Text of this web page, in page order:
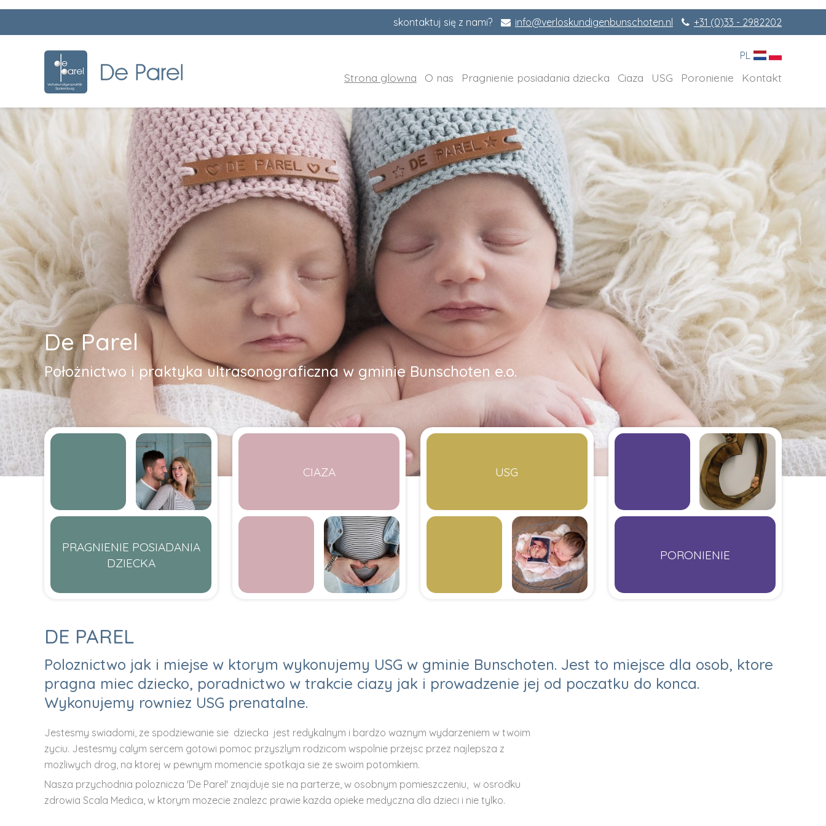
skontaktuj się z nami? info@verloskundigenbunschoten.nl +31 (0)33 - 2982202
PL
Strona glowna O nas Pragnienie posiadania dziecka Ciaza USG Poronienie Kontakt
De Parel
Położnictwo i praktyka ultrasonograficzna w gminie Bunschoten e.o.
PRAGNIENIE POSIADANIA
DZIECKA
CIAZA USG
PORONIENIE
DE PAREL
Poloznictwo jak i miejse w ktorym wykonujemy USG w gminie Bunschoten. Jest to miejsce dla osob, ktore
pragna miec dziecko, poradnictwo w trakcie ciazy jak i prowadzenie jej od poczatku do konca.
Wykonujemy rowniez USG prenatalne.
Jestesmy swiadomi, ze spodziewanie sie dziecka jest redykalnym i bardzo waznym wydarzeniem w twoim
zyciu. Jestesmy calym sercem gotowi pomoc przyszlym rodzicom wspolnie przejsc przez najlepsza z
mozliwych drog, na ktorej w pewnym momencie spotkaja sie ze swoim potomkiem.
Nasza przychodnia poloznicza 'De Parel' znajduje sie na parterze, w osobnym pomieszczeniu, w osrodku
zdrowia Scala Medica, w ktorym mozecie znalezc prawie kazda opieke medyczna dla dzieci i nie tylko.